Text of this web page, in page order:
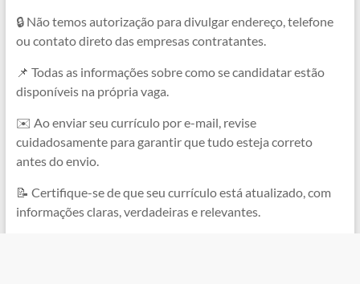
🔒 Não temos autorização para divulgar endereço, telefone
ou contato direto das empresas contratantes.
📌 Todas as informações sobre como se candidatar estão
disponíveis na própria vaga.
✉️ Ao enviar seu currículo por e-mail, revise
cuidadosamente para garantir que tudo esteja correto
antes do envio.
📝 Certifique-se de que seu currículo está atualizado, com
informações claras, verdadeiras e relevantes.